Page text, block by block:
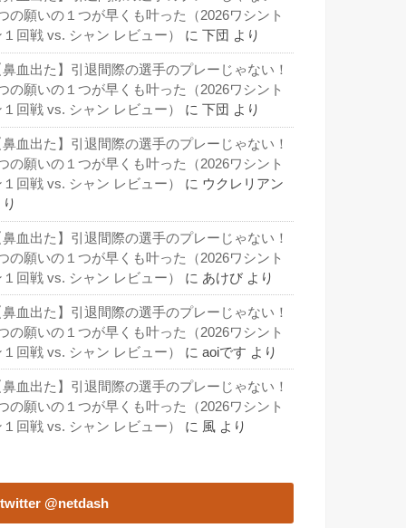
の願いの１つが早くも叶った（2026ワシント
１回戦 vs. シャン レビュー）
に 下団 より
鼻血出た】引退間際の選手のプレーじゃない！
の願いの１つが早くも叶った（2026ワシント
１回戦 vs. シャン レビュー）
に 下団 より
鼻血出た】引退間際の選手のプレーじゃない！
の願いの１つが早くも叶った（2026ワシント
１回戦 vs. シャン レビュー）
に ウクレリアン
鼻血出た】引退間際の選手のプレーじゃない！
の願いの１つが早くも叶った（2026ワシント
１回戦 vs. シャン レビュー）
に あけび より
鼻血出た】引退間際の選手のプレーじゃない！
の願いの１つが早くも叶った（2026ワシント
１回戦 vs. シャン レビュー）
に aoiです より
鼻血出た】引退間際の選手のプレーじゃない！
の願いの１つが早くも叶った（2026ワシント
１回戦 vs. シャン レビュー）
に 風 より
twitter @netdash